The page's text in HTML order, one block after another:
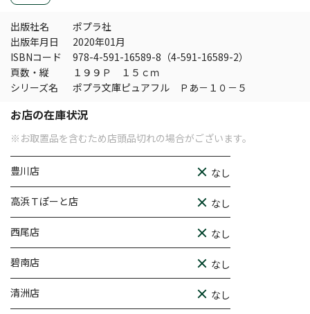
出版社名
ポプラ社
出版年月日
2020年01月
ISBNコード
978-4-591-16589-8（4-591-16589-2）
頁数・縦
１９９Ｐ １５ｃｍ
シリーズ名
ポプラ文庫ピュアフル Ｐあ－１０－５
お店の在庫状況
※お取置品を含むため店頭品切れの場合がございます。
豊川店 なし
高浜Ｔぽーと店 なし
西尾店 なし
碧南店 なし
清洲店 なし